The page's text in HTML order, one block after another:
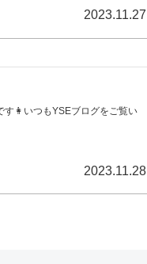
2023.11.27
👩いつもYSEブログをご覧い
2023.11.28